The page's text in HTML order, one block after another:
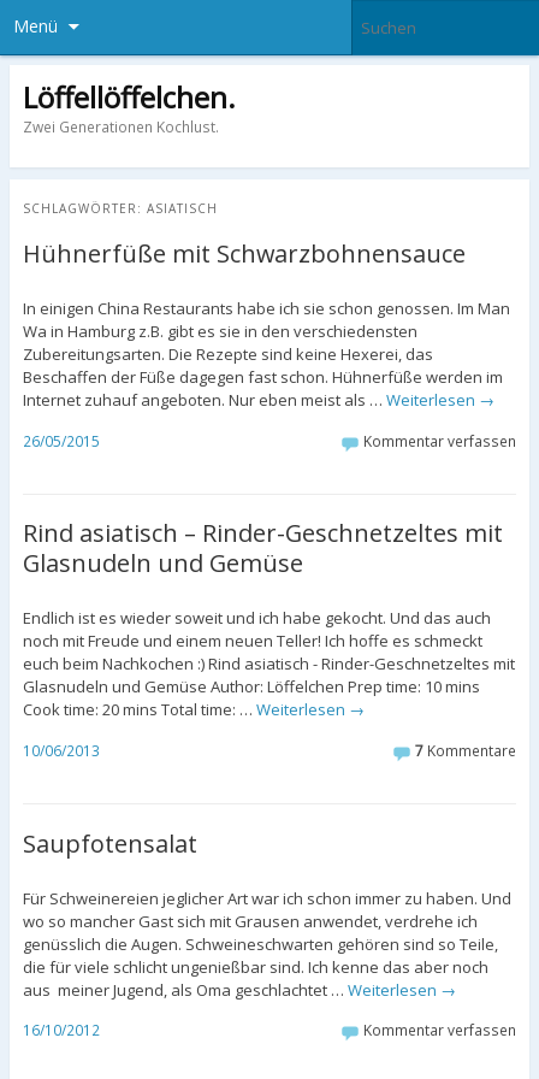
Menü
Löffellöffelchen.
Zwei Generationen Kochlust.
SCHLAGWÖRTER: ASIATISCH
Hühnerfüße mit Schwarzbohnensauce
In einigen China Restaurants habe ich sie schon genossen. Im Man
Wa in Hamburg z.B. gibt es sie in den verschiedensten
Zubereitungsarten. Die Rezepte sind keine Hexerei, das
Beschaffen der Füße dagegen fast schon. Hühnerfüße werden im
Internet zuhauf angeboten. Nur eben meist als … Weiterlesen →
26/05/2015 Kommentar verfassen
Rind asiatisch – Rinder-Geschnetzeltes mit
Glasnudeln und Gemüse
Endlich ist es wieder soweit und ich habe gekocht. Und das auch
noch mit Freude und einem neuen Teller! Ich hoffe es schmeckt
euch beim Nachkochen :) Rind asiatisch - Rinder-Geschnetzeltes mit
Glasnudeln und Gemüse Author: Löffelchen Prep time: 10 mins
Cook time: 20 mins Total time: … Weiterlesen →
10/06/2013 7 Kommentare
Saupfotensalat
Für Schweinereien jeglicher Art war ich schon immer zu haben. Und
wo so mancher Gast sich mit Grausen anwendet, verdrehe ich
genüsslich die Augen. Schweineschwarten gehören sind so Teile,
die für viele schlicht ungenießbar sind. Ich kenne das aber noch
aus meiner Jugend, als Oma geschlachtet … Weiterlesen →
16/10/2012 Kommentar verfassen